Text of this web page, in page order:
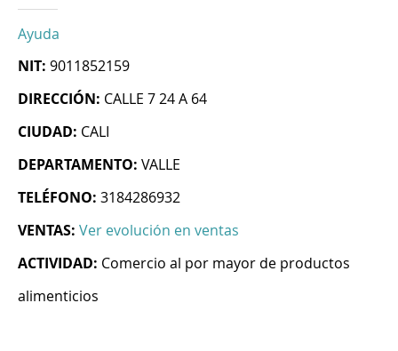
Ayuda
NIT: 9011852159
DIRECCIÓN: CALLE 7 24 A 64
CIUDAD: CALI
DEPARTAMENTO: VALLE
TELÉFONO: 3184286932
VENTAS: Ver evolución en ventas
ACTIVIDAD: Comercio al por mayor de productos
alimenticios